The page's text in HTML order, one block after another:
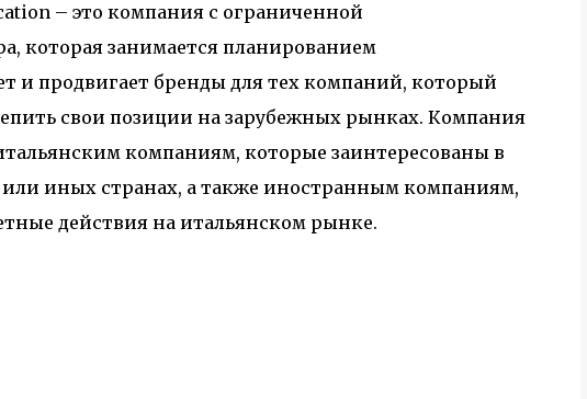
– это компания с ограниченной
которая занимается планированием
и продвигает бренды для тех компаний, который
свои позиции на зарубежных рынках. Компания
компаниям, которые заинтересованы в
иных странах, а также иностранным компаниям,
действия на итальянском рынке.